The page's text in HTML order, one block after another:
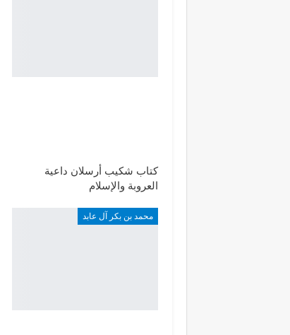
كتاب شكيب أرسلان داعية
العروبة والإسلام
محمد بن بكر آل عابد